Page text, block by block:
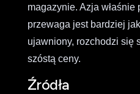
magazynie. Azja właśnie
przewaga jest bardziej
ujawniony, rozchodzi się
szóstą ceny.
Źródła